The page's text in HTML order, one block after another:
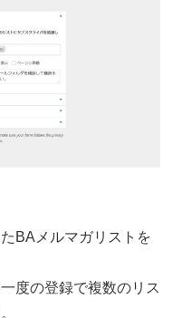
BAメルマガリストを
度の登録で複数のリス